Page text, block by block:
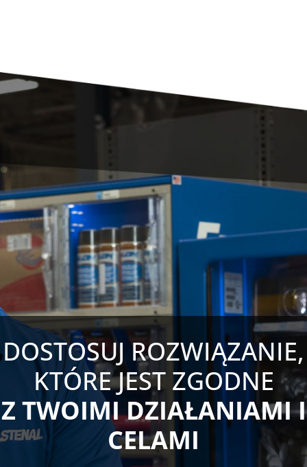
DOSTOSUJ ROZWIĄZANIE,
KTÓRE JEST ZGODNE
Z TWOIMI DZIAŁANIAMI I
CELAMI